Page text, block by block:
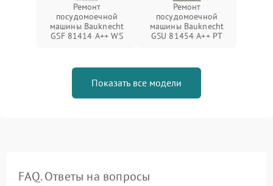
Ремонт
посудомоечной
машины Bauknecht
GSF 81414 A++ WS
Ремонт
посудомоечной
машины Bauknecht
GSU 81454 A++ PT
Показать все модели
FAQ. Ответы на вопросы